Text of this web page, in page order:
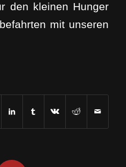
den kleinen Hunger
mit unseren